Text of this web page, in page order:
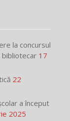
la concursul
17
22
a început
2025